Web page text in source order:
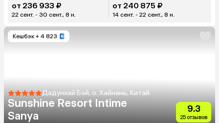
от 236 933 ₽
22 сент. - 30 сент., 8 н.
от 240 875 ₽
14 сент. - 22 сент., 8 н.
Кешбэк + 4 823
Дадунхай Бэй, о. Хайнань, Китай
Sunshine Resort Intime
Sanya
9.3
25 отзывов